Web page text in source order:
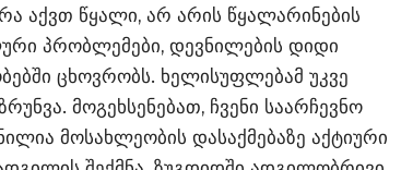
აქვთ წყალი, არ არის წყალარინების
პრობლემები, დევნილების დიდი
ცხოვრობს. ხელისუფლებამ უკვე
მოგეხსენებათ, ჩვენი საარჩევნო
მოსახლეობის დასაქმებაზე აქტიური